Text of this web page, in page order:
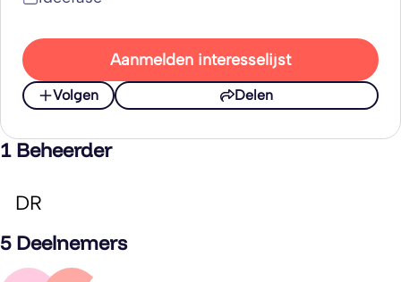
Aanmelden interesselijst
Volgen Delen
1 Beheerder
DR
5 Deelnemers